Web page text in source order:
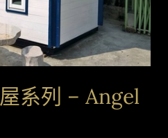
系列 – Angel